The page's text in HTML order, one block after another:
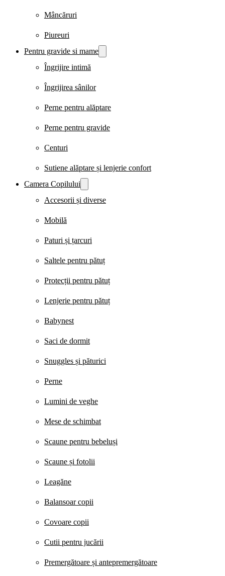
Mâncăruri
Piureuri
Pentru gravide si mame
Îngrijire intimă
Îngrijirea sânilor
Perne pentru alăptare
Perne pentru gravide
Centuri
Sutiene alăptare și lenjerie confort
Camera Copilului
Accesorii și diverse
Mobilă
Paturi și țarcuri
Saltele pentru pătuț
Protecții pentru pătuț
Lenjerie pentru pătuț
Babynest
Saci de dormit
Snuggles și păturici
Perne
Lumini de veghe
Mese de schimbat
Scaune pentru bebeluși
Scaune și fotolii
Leagăne
Balansoar copii
Covoare copii
Cutii pentru jucării
Premergătoare și antepremergătoare